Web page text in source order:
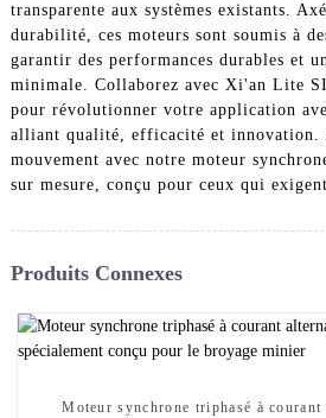
transparente aux systèmes existants.
durabilité, ces moteurs sont soumis à
garantir des performances durables et
minimale. Collaborez avec Xi'an Lite
pour révolutionner votre application
alliant qualité, efficacité et innovation.
mouvement avec notre moteur
sur mesure, conçu pour ceux qui
Produits Connexes
Moteur synchrone triphasé à